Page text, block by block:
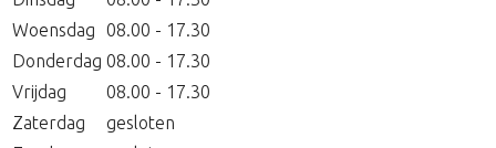
Woensdag
08.00 - 17.30
Donderdag 08.00 - 17.30
Vrijdag
08.00 - 17.30
Zaterdag
gesloten